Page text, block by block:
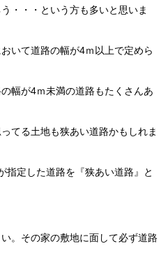
・・・という方も多いと思いま
いて道路の幅が4ｍ以上で定めら
幅が4ｍ未満の道路もたくさんあ
てる土地も狭あい道路かもしれま
指定した道路を『狭あい道路』と
。その家の敷地に面して必ず道路